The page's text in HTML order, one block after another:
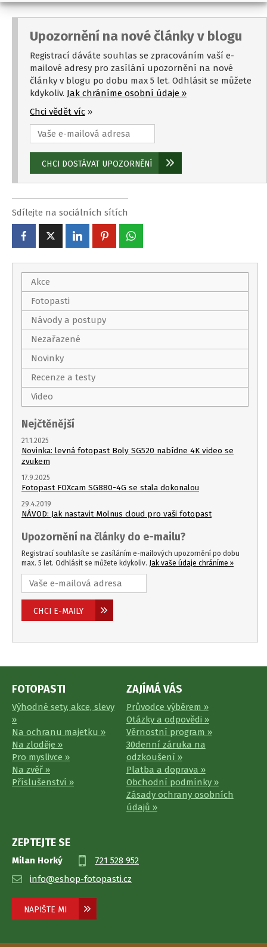
Upozornění na nové články v blogu
Registrací dáváte souhlas se zpracováním vaší e-
mailové adresy pro zasílání upozornění na nové
články v blogu po dobu max 5 let. Odhlásit se můžete
kdykoliv. Jak chráníme osobní údaje »
Chci vědět víc »
Sdílejte na sociálních sítích
Akce
Fotopasti
Návody a postupy
Nezařazené
Novinky
Recenze a testy
Video
Nejčtěnější
21.1.2025
Novinka: levná fotopast Boly SG520 nabídne 4K video se
zvukem
17.9.2025
Fotopast FOXcam SG880-4G se stala dokonalou
29.4.2019
NÁVOD: Jak nastavit Molnus cloud pro vaši fotopast
Upozornění na články do e-mailu?
Registrací souhlasíte se zasíláním e-mailových upozornění po dobu
max. 5 let. Odhlásit se můžete kdykoliv. Jak vaše údaje chráníme »
FOTOPASTI
Výhodné sety, akce, slevy
»
Na ochranu majetku »
Na zloděje »
Pro myslivce »
Na zvěř »
Příslušenství »
ZAJÍMÁ VÁS
Průvodce výběrem »
Otázky a odpovědi »
Věrnostní program »
30denní záruka na
odzkoušení »
Platba a doprava »
Obchodní podmínky »
Zásady ochrany osobních
údajů »
ZEPTEJTE SE
Milan Horký
721 528 952
info@eshop-fotopasti.cz
NAPIŠTE MI